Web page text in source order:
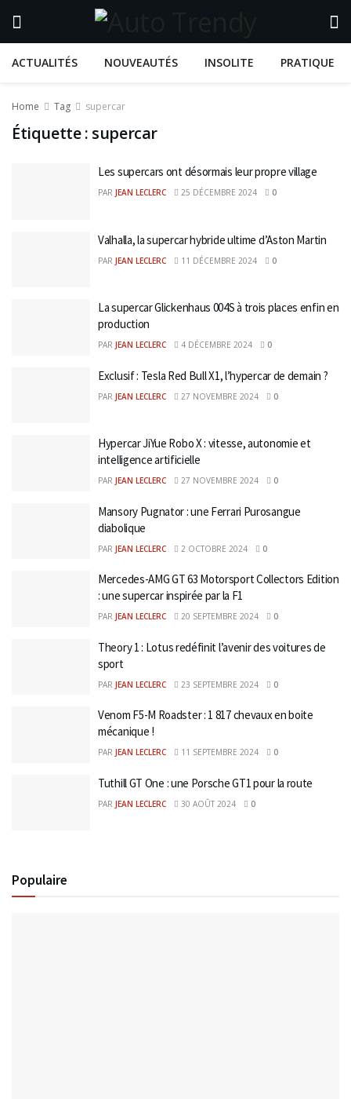
ACTUALITÉS NOUVEAUTÉS INSOLITE PRATIQUE
Home Tag supercar
Étiquette : supercar
Les supercars ont désormais leur propre village
PAR JEAN LECLERC 25 DÉCEMBRE 2024 0
Valhalla, la supercar hybride ultime d’Aston Martin
PAR JEAN LECLERC 11 DÉCEMBRE 2024 0
La supercar Glickenhaus 004S à trois places enfin en
production
PAR JEAN LECLERC 4 DÉCEMBRE 2024 0
Exclusif : Tesla Red Bull X1, l’hypercar de demain ?
PAR JEAN LECLERC 27 NOVEMBRE 2024 0
Hypercar JiYue Robo X : vitesse, autonomie et
intelligence artificielle
PAR JEAN LECLERC 27 NOVEMBRE 2024 0
Mansory Pugnator : une Ferrari Purosangue
diabolique
PAR JEAN LECLERC 2 OCTOBRE 2024 0
Mercedes-AMG GT 63 Motorsport Collectors Edition
: une supercar inspirée par la F1
PAR JEAN LECLERC 20 SEPTEMBRE 2024 0
Theory 1 : Lotus redéfinit l’avenir des voitures de
sport
PAR JEAN LECLERC 23 SEPTEMBRE 2024 0
Venom F5-M Roadster : 1 817 chevaux en boite
mécanique !
PAR JEAN LECLERC 11 SEPTEMBRE 2024 0
Tuthill GT One : une Porsche GT1 pour la route
PAR JEAN LECLERC 30 AOÛT 2024 0
Populaire